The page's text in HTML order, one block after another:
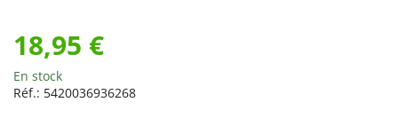
18,95 €
En stock
Réf.: 5420036936268